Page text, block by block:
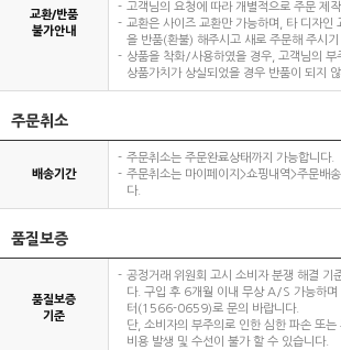
교환/반품
불가안내
고객님의 요청에 따라 개별적으로 주문 제
교환은 사이즈 교환만 가능하며, 타 디자인
을 반품(환불) 해주시고 새로 주문해 주시
상품을 착화/사용하였을 경우, 고객님의 부
상품가치가 상실되었을 경우 반품이 되지
주문취소
배송기간
주문취소는 주문완료상태까지 가능합니다.
주문취소는 마이페이지>쇼핑내역>주문배
다.
품질보증
품질보증
기준
공정거래 위원회 고시 소비자 분쟁 해결 기
다. 구입 후 6개월 이내 무상 A/S 가능하며
터(1566-0659)로 문의 바랍니다.
단, 소비자의 부주의로 인한 심한 파손 또
비용 발생 및 수선이 불가 할 수 있습니다.